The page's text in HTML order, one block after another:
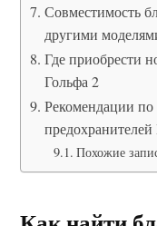
Совместимость
другими
Где приобрести
Гольфа 2
Рекомендации
Похожие